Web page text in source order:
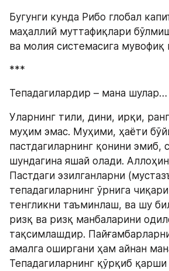
Бугунги кунда Рибо глобал
маҳаллий муттафиқлари
ва молия системасига мувофиқ
***
Тепадагилардир – мана шулар…
Уларнинг тили, дини, ирқи,
муҳим эмас. Муҳими, ҳаёти
пастдагиларнинг қонини эмиб,
шундагина яшай олади.
Пастдаги эзилганларни
тепадагиларнинг ўрнига
тенгликни таъминлаш, ва шу
ризқ ва ризқ манбаларини
тақсимлашдир.
амалга оширгани ҳам айнан
Тепадагиларнинг қўрқиб